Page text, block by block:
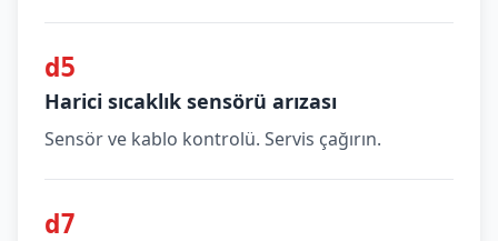
d5
Harici sıcaklık sensörü arızası
Sensör ve kablo kontrolü. Servis çağırın.
d7